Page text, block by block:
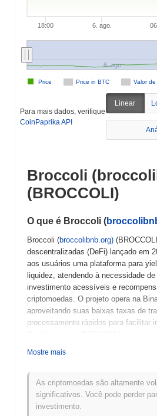
18:00 6. ago.
Price in BTC Valor
Price
6. ago.
Para mais dados, verifique
CoinPaprika API
Linear
Broccoli
(BROCCOLI)
O que é Broccoli (
Broccoli (broccolibnb.org)
descentralizadas (DeFi) lançado em
aos usuários uma plataforma para
liquidez, atendendo à necessidade
investimento acessíveis e
criptomoedas. O projeto opera na
aproveitando suas baixas taxas de
processamento rápidos para facilitar
engajamento da comunidade e
recursos que promovem a
responsabilidade social. Essa
um jogador notável no cenário DeFi,
Mostre mais
As criptomoedas são altamente
significativos. Você pode perder
investimento.